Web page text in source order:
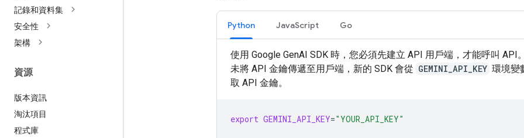
記錄和資料集
安全性
架構
資源
版本資訊
淘汰項目
程式庫
Python JavaScript Go
使用 Google GenAI SDK 時，您必須先建立 API 用戶端，才能呼叫 API
未將 API 金鑰傳遞至用戶端，新的 SDK 會從 GEMINI_API_KEY 環境變
取 API 金鑰。
export GEMINI_API_KEY="YOUR_API_KEY"